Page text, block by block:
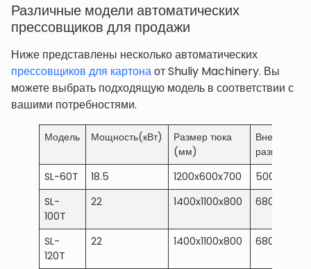
Различные модели автоматических
прессовщиков для продажи
Ниже представлены несколько автоматических
прессовщиков для картонаот Shuliy Machinery. Вы
можете выбрать подходящую модель в соответствии с
вашими потребностями.
Модель Мощность(кВт)
Размер тюка
(мм)
Внешние
размеры
SL-60T
18.5 1200x600x700
SL-
100T
22 1400x1100x800
SL-
120T
22 1400x1100x800